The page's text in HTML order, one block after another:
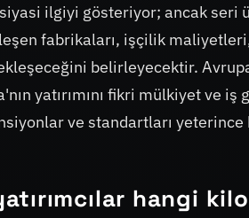
ilgiyi gösteriyor; ancak seri
fabrikaları, işçilik
belirleyecektir.
yatırımını fikri mülkiyet ve iş
ve standartları yeterince
hangi